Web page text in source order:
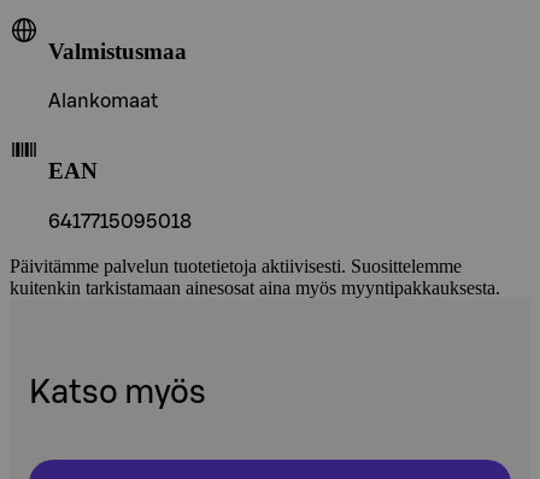
Valmistusmaa
Alankomaat
EAN
6417715095018
Päivitämme palvelun tuotetietoja aktiivisesti. Suosittelemme
kuitenkin tarkistamaan ainesosat aina myös myyntipakkauksesta.
Katso myös